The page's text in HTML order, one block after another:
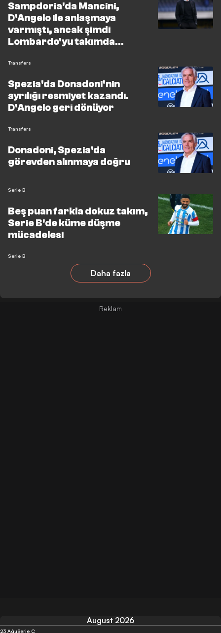
Sampdoria'da Mancini,
D'Angelo ile anlaşmaya
varmıştı, ancak şimdi
Lombardo'yu takımda
Cioffi'yi düşünüyor
Transfers
Spezia'da Donadoni'nin
ayrılığı resmiyet kazandı.
D'Angelo geri dönüyor
Transfers
Donadoni, Spezia'da
görevden alınmaya doğru
Serie B
Beş puan farkla dokuz takım,
Serie B'de küme düşme
mücadelesi
Serie B
Daha fazla
August 2026
23 AğuSerie C